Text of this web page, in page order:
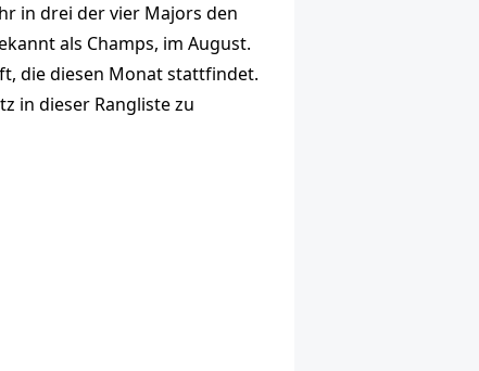
in drei der vier Majors den
als Champs, im August.
die diesen Monat stattfindet.
in dieser Rangliste zu